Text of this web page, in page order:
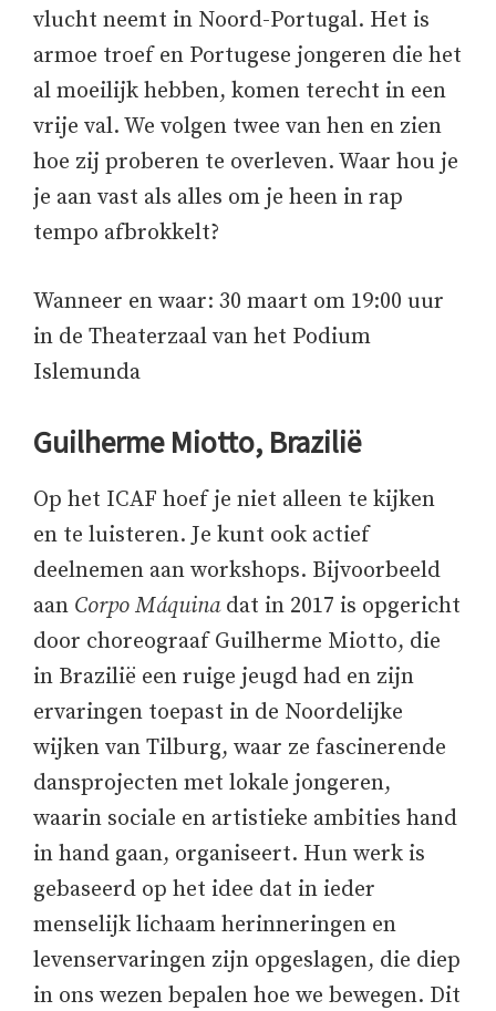
vlucht neemt in Noord-Portugal. Het is
armoe troef en Portugese jongeren die het
al moeilijk hebben, komen terecht in een
vrije val. We volgen twee van hen en zien
hoe zij proberen te overleven. Waar hou je
je aan vast als alles om je heen in rap
tempo afbrokkelt?
Wanneer en waar: 30 maart om 19:00 uur
in de Theaterzaal van het Podium
Islemunda
Guilherme Miotto, Brazilië
Op het ICAF hoef je niet alleen te kijken
en te luisteren. Je kunt ook actief
deelnemen aan workshops. Bijvoorbeeld
aan Corpo Máquinadat in 2017 is opgericht
door choreograaf Guilherme Miotto, die
in Brazilië een ruige jeugd had en zijn
ervaringen toepast in de Noordelijke
wijken van Tilburg, waar ze fascinerende
dansprojecten met lokale jongeren,
waarin sociale en artistieke ambities hand
in hand gaan, organiseert. Hun werk is
gebaseerd op het idee dat in ieder
menselijk lichaam herinneringen en
levenservaringen zijn opgeslagen, die diep
in ons wezen bepalen hoe we bewegen. Dit